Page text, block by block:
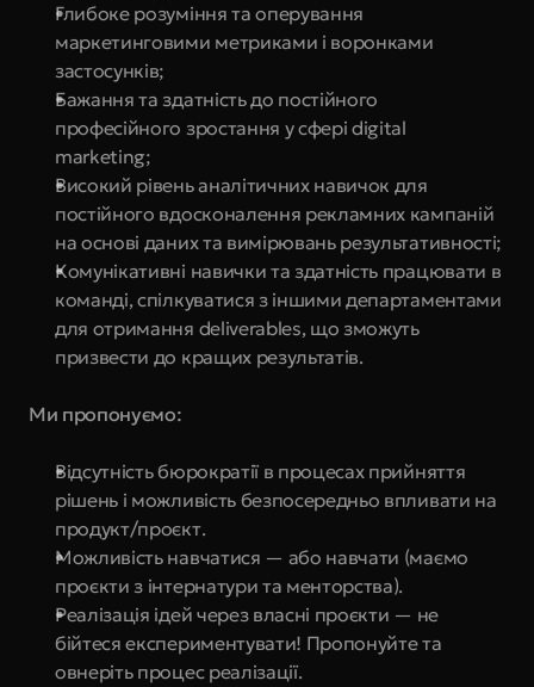
Глибоке розуміння та оперування
маркетинговими метриками і воронками
застосунків;
Бажання та здатність до постійного
професійного зростання у сфері digital
marketing;
Високий рівень аналітичних навичок для
постійного вдосконалення рекламних кампаній
на основі даних та вимірювань результативності;
Комунікативні навички та здатність працювати в
команді, спілкуватися з іншими департаментами
для отримання deliverables, що зможуть
призвести до кращих результатів.
Ми пропонуємо:
Відсутність бюрократії в процесах прийняття
рішень і можливість безпосередньо впливати на
продукт/проєкт.
Можливість навчатися — або навчати (маємо
проєкти з інтернатури та менторства).
Реалізація ідей через власні проєкти — не
бійтеся експериментувати! Пропонуйте та
овнеріть процес реалізації.